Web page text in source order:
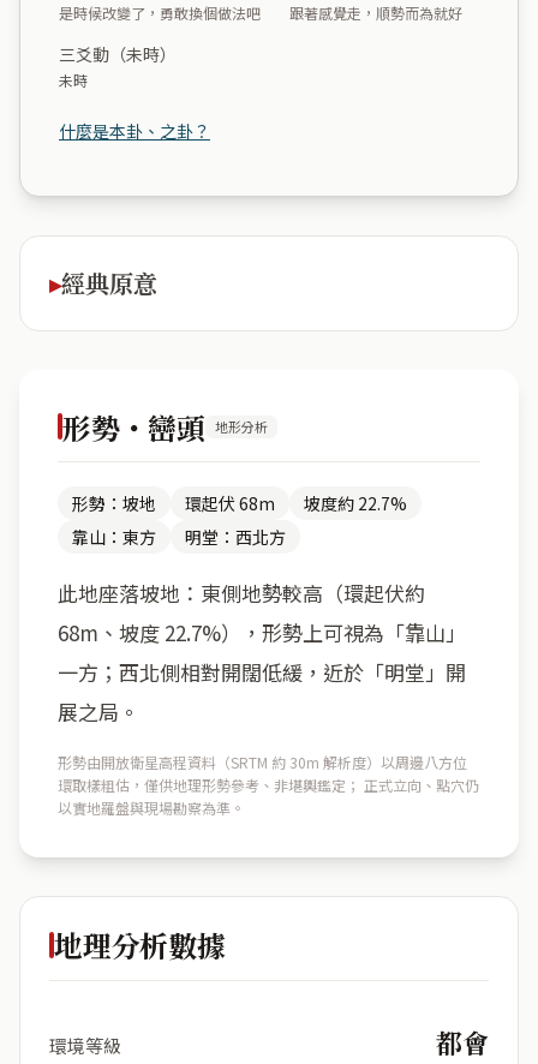
是時候改變了，勇敢換個做法吧 跟著感覺走，順勢而為就好
三爻動（未時）
未時
什麼是本卦、之卦？
經典原意
形勢・巒頭 地形分析
形勢：坡地 環起伏 68m
坡度約 22.7%
靠山：東方
明堂：西北方
此地座落坡地：東側地勢較高（環起伏約
68m、坡度 22.7%），形勢上可視為「靠山」
一方；西北側相對開闊低緩，近於「明堂」開
展之局。
形勢由開放衛星高程資料（SRTM 約 30m 解析度）以周邊八方位
環取樣粗估，僅供地理形勢參考、非堪輿鑑定； 正式立向、點穴仍
以實地羅盤與現場勘察為準。
地理分析數據
環境等級 都會